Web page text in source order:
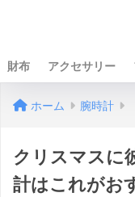
財布 アクセサリー
ホーム 腕時計
クリスマスに
計はこれがお